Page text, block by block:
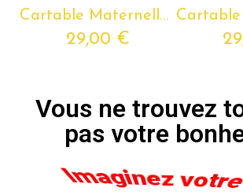
Cartable Maternelle CHIEN Personnalisable avec Prénom
29,00 €
Vous ne trouvez
pas votre